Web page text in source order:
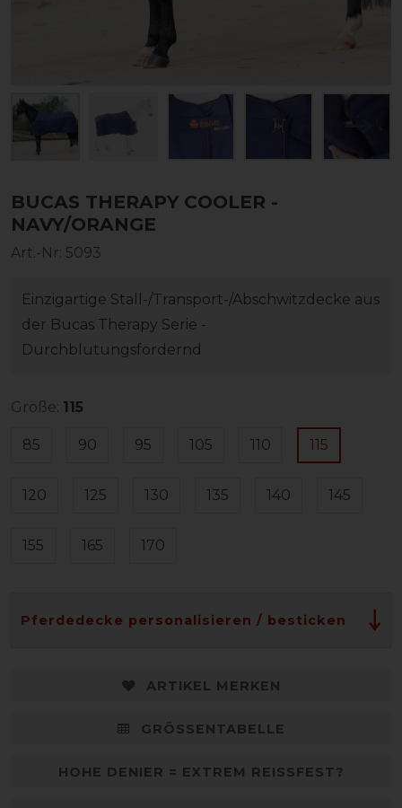
BUCAS THERAPY COOLER -
NAVY/ORANGE
Art.-Nr: 5093
Einzigartige Stall-/Transport-/Abschwitzdecke aus
der Bucas Therapy Serie -
Durchblutungsfördernd
Größe: 115
85 90 95 105 110 115
120 125 130 135 140 145
155 165 170
Pferdedecke personalisieren / besticken
ARTIKEL MERKEN
GRÖSSENTABELLE
HOHE DENIER = EXTREM REISSFEST?